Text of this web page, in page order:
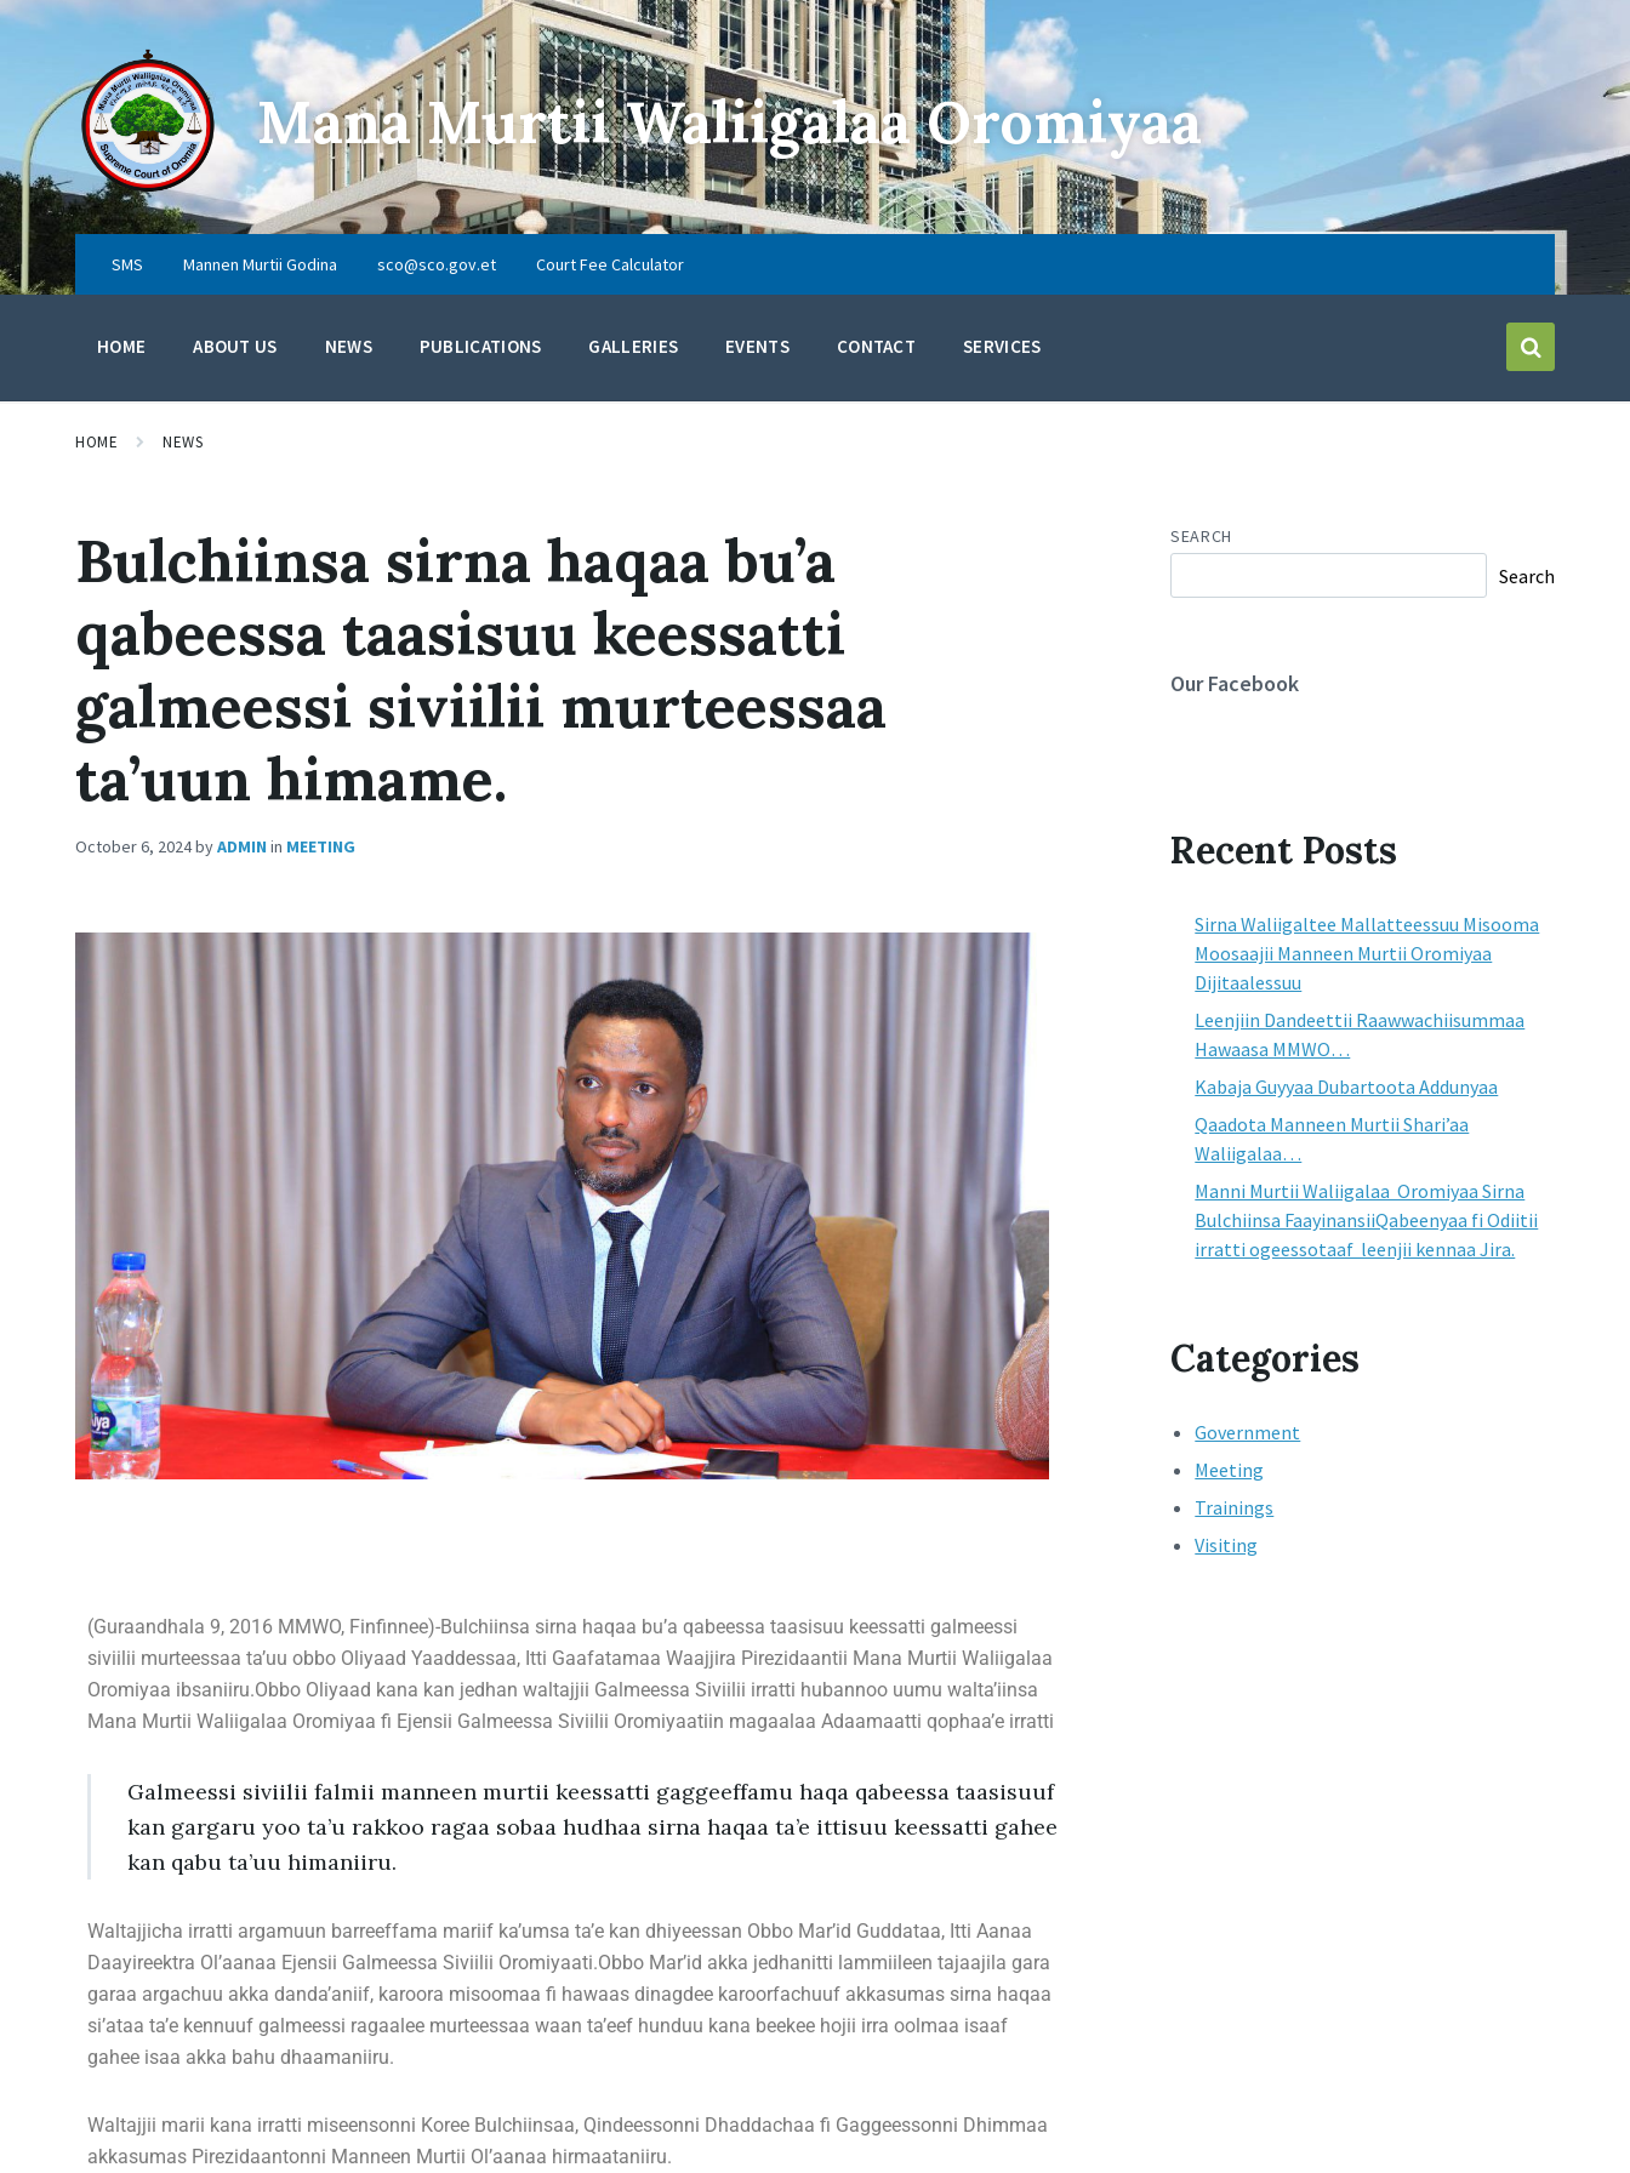
Mana Murtii Waliigalaa Oromiyaa
SMS Mannen Murtii Godina sco@sco.gov.et Court Fee Calculator
HOME ABOUT US NEWS PUBLICATIONS GALLERIES EVENTS CONTACT SERVICES
HOME NEWS
Bulchiinsa sirna haqaa bu’a
qabeessa taasisuu keessatti
galmeessi siviilii murteessaa
ta’uun himame.
October 6, 2024byADMIN in MEETING
(Guraandhala 9, 2016 MMWO, Finfinnee)-Bulchiinsa sirna haqaa bu’a qabeessa taasisuu keessatti galmeessi
siviilii murteessaa ta’uu obbo Oliyaad Yaaddessaa, Itti Gaafatamaa Waajjira Pirezidaantii Mana Murtii Waliigalaa
Oromiyaa ibsaniiru.Obbo Oliyaad kana kan jedhan waltajjii Galmeessa Siviilii irratti hubannoo uumu walta’iinsa
Mana Murtii Waliigalaa Oromiyaa fi Ejensii Galmeessa Siviilii Oromiyaatiin magaalaa Adaamaatti qophaa’e irratti
Galmeessi siviilii falmii manneen murtii keessatti gaggeeffamu haqa qabeessa taasisuuf
kan gargaru yoo ta’u rakkoo ragaa sobaa hudhaa sirna haqaa ta’e ittisuu keessatti gahee
kan qabu ta’uu himaniiru.
Waltajjicha irratti argamuun barreeffama mariif ka’umsa ta’e kan dhiyeessan Obbo Mar’id Guddataa, Itti Aanaa
Daayireektra Ol’aanaa Ejensii Galmeessa Siviilii Oromiyaati.Obbo Mar’id akka jedhanitti lammiileen tajaajila gara
garaa argachuu akka danda’aniif, karoora misoomaa fi hawaas dinagdee karoorfachuuf akkasumas sirna haqaa
si’ataa ta’e kennuuf galmeessi ragaalee murteessaa waan ta’eef hunduu kana beekee hojii irra oolmaa isaaf
gahee isaa akka bahu dhaamaniiru.
Waltajjii marii kana irratti miseensonni Koree Bulchiinsaa, Qindeessonni Dhaddachaa fi Gaggeessonni Dhimmaa
akkasumas Pirezidaantonni Manneen Murtii Ol’aanaa hirmaataniiru.
SEARCH
Search
Our Facebook
Recent Posts
Sirna Waliigaltee Mallatteessuu Misooma
Moosaajii Manneen Murtii Oromiyaa
Dijitaalessuu
Leenjiin Dandeettii Raawwachiisummaa
Hawaasa MMWO…
Kabaja Guyyaa Dubartoota Addunyaa
Qaadota Manneen Murtii Shari’aa
Waliigalaa…
Manni Murtii Waliigalaa Oromiyaa Sirna
Bulchiinsa FaayinansiiQabeenyaa fi Odiitii
irratti ogeessotaaf leenjii kennaa Jira.
Categories
Government
Meeting
Trainings
Visiting